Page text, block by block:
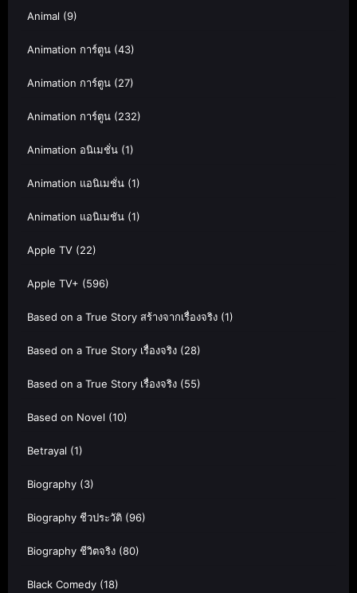
Animal (9)
Animation การ์ตูน (43)
Animation การ์ตูน (27)
Animation การ์ตูน (232)
Animation อนิเมชั่น (1)
Animation แอนิเมชั่น (1)
Animation แอนิเมชัน (1)
Apple TV (22)
Apple TV+ (596)
Based on a True Story สร้างจากเรื่องจริง (1)
Based on a True Story เรื่องจริง (28)
Based on a True Story เรื่องจริง (55)
Based on Novel (10)
Betrayal (1)
Biography (3)
Biography ชีวประวัติ (96)
Biography ชีวิตจริง (80)
Black Comedy (18)